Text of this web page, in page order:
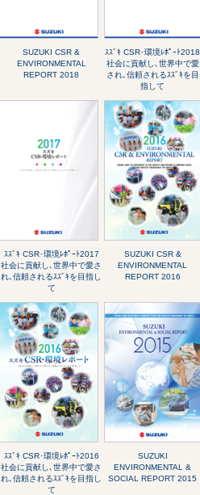
SUZUKI CSR &
ENVIRONMENTAL
REPORT 2018
ｽｽﾞｷ CSR･環境ﾚﾎﾟｰﾄ2018
社会に貢献し､世界中で愛
され､信頼されるｽｽﾞｷを目
指して
ｽｽﾞｷ CSR･環境ﾚﾎﾟｰﾄ2017
社会に貢献し､世界中で愛さ
れ､信頼されるｽｽﾞｷを目指し
て
SUZUKI CSR &
ENVIRONMENTAL
REPORT 2016
ｽｽﾞｷ CSR･環境ﾚﾎﾟｰﾄ2016
社会に貢献し､世界中で愛さ
れ､信頼されるｽｽﾞｷを目指し
て
SUZUKI
ENVIRONMENTAL &
SOCIAL REPORT 2015